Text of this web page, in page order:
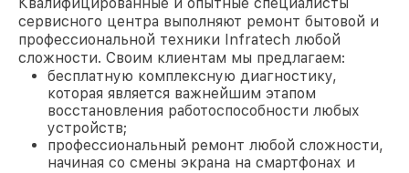
сервисного центра выполняют ремонт бытовой и
профессиональной техники Infratech любой
сложности. Своим клиентам мы предлагаем:
бесплатную комплексную диагностику,
которая является важнейшим этапом
восстановления работоспособности любых
устройств;
профессиональный ремонт любой сложности,
начиная со смены экрана на смартфонах и